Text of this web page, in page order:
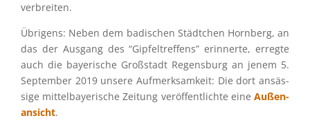
verbreiten.
Übrigens: Neben dem badischen Städt­chen Hornberg, an
das der Ausgang des “Gipfel­tref­fens” erinnerte, erregte
auch die bayeri­sche Großstadt Regens­burg an jenem 5.
Septem­ber 2019 unsere Aufmerk­sam­keit: Die dort ansäs­
sige mittel­baye­ri­sche Zeitung veröf­fent­lichte eine Außen­
an­sicht.